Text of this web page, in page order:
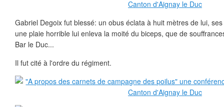
Gabriel Degoix fut blessé: un obus éclata à huit mètres de lui,
une plaie horrible lui enleva la moité du biceps, que de
Bar le Duc...
Il fut cité à l'ordre du régiment.